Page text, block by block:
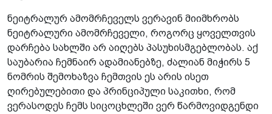
ნეიტრალურ ამომრჩეველს ვერავინ მიიმხრობს
ნეიტრალური ამომრჩეველი, როგორც ყოველთვის
დარჩება სახლში არ აიღებს პასუხისმგებლობას. აქ
საუბარია ჩემნაირ ადამიანებზე, ძალიან მიჭირს 5
ნომრის შემოხაზვა ჩემთვის ეს არის ისეთ
ღირებულებითი და პრინციპული საკითხი, რომ
ვერასოდეს ჩემს სიცოცხლეში ვერ წარმოვიდგენდი